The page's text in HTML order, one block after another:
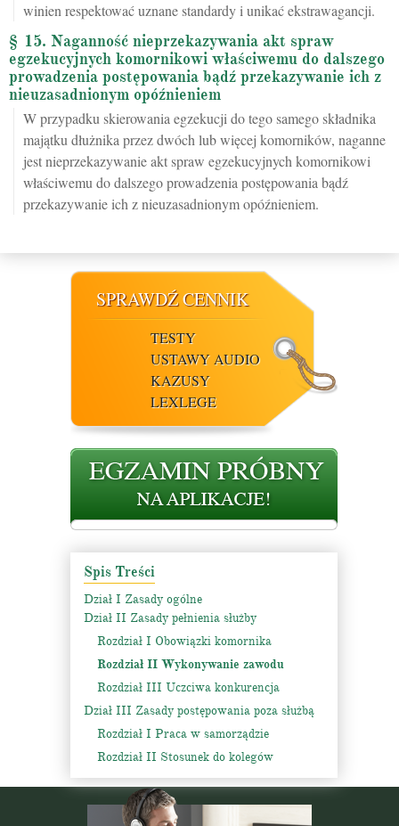
winien respektować uznane standardy i unikać ekstrawagancji.
§ 15. Naganność nieprzekazywania akt spraw
egzekucyjnych komornikowi właściwemu do dalszego
prowadzenia postępowania bądź przekazywanie ich z
nieuzasadnionym opóźnieniem
W przypadku skierowania egzekucji do tego samego składnika
majątku dłużnika przez dwóch lub więcej komorników, naganne
jest nieprzekazywanie akt spraw egzekucyjnych komornikowi
właściwemu do dalszego prowadzenia postępowania bądź
przekazywanie ich z nieuzasadnionym opóźnieniem.
SPRAWDŹ CENNIK
TESTY
USTAWY AUDIO
KAZUSY
LEXLEGE
Spis Treści
Dział I Zasady ogólne
Dział II Zasady pełnienia służby
Rozdział I Obowiązki komornika
Rozdział II Wykonywanie zawodu
Rozdział III Uczciwa konkurencja
Dział III Zasady postępowania poza służbą
Rozdział I Praca w samorządzie
Rozdział II Stosunek do kolegów